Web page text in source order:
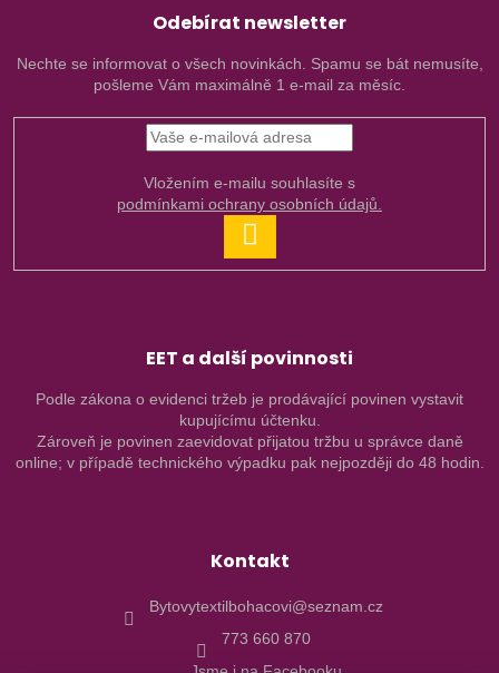
Odebírat newsletter
Nechte se informovat o všech novinkách. Spamu se bát nemusíte,
pošleme Vám maximálně 1 e-mail za měsíc.
podmínkami ochrany osobních údajů.
SE
EET a další povinnosti
Podle zákona o evidenci tržeb je prodávající povinen vystavit
kupujícímu účtenku.
Zároveň je povinen zaevidovat přijatou tržbu u správce daně
online; v případě technického výpadku pak nejpozději do 48 hodin.
Kontakt
Bytovytextilbohacovi@seznam.cz
773 660 870